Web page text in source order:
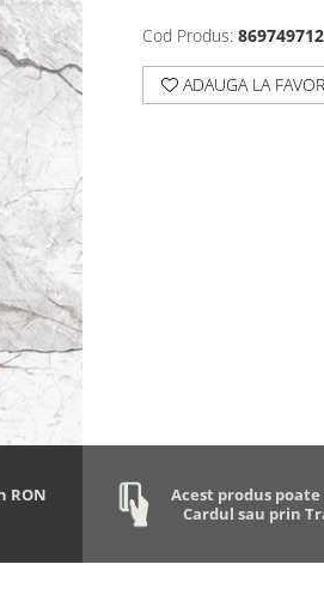
Cod Produs:
ADAUGA LA
RON
Acest produs
Cardul sau prin